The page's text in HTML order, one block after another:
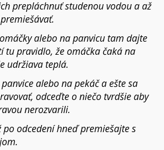
prepláchnuť studenou vodou a až
alebo na panvicu tam dajte
tu pravidlo, že omáčka čaká na
udržiava teplá.
alebo na pekáč a ešte sa
odceďte o niečo tvrdšie aby
nerozvarili.
po odcedení hneď premiešajte s